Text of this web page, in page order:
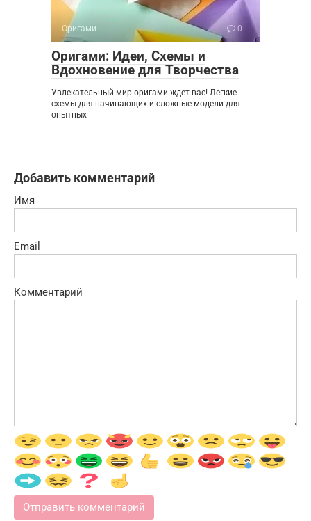
Оригами 0
Оригами: Идеи, Схемы и
Вдохновение для Творчества
Увлекательный мир оригами ждет вас! Легкие
схемы для начинающих и сложные модели для
опытных
Добавить комментарий
Имя
Email
Комментарий